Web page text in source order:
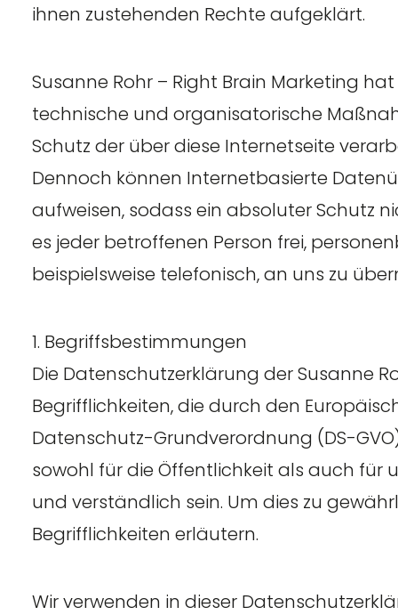
ihnen zustehenden Rechte aufgeklärt.
Susanne Rohr – Right Brain Marketing
technische und organisatorische
Schutz der über diese Internetseite
Dennoch können Internetbasierte
aufweisen, sodass ein absoluter Schutz
es jeder betroffenen Person frei,
beispielsweise telefonisch, an uns zu
1. Begriffsbestimmungen
Die Datenschutzerklärung der Susanne
Begrifflichkeiten, die durch den
Datenschutz-Grundverordnung (DS-
sowohl für die Öffentlichkeit als auch für
und verständlich sein. Um dies zu
Begrifflichkeiten erläutern.
Wir verwenden in dieser